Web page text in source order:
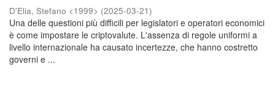
D'Elia, Stefano <1999> (2025-03-21)
Una delle questioni più difficili per legislatori e operatori economici
è come impostare le criptovalute. L'assenza di regole uniformi a
livello internazionale ha causato incertezze, che hanno costretto
governi e ...